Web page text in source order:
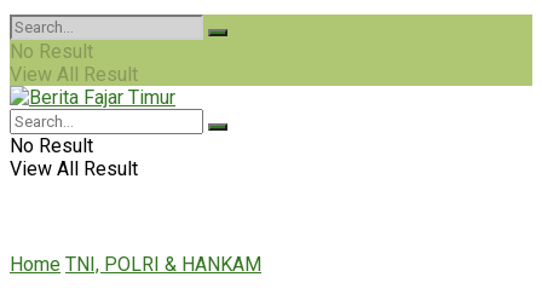
No Result
View All Result
No Result
View All Result
Home TNI, POLRI & HANKAM